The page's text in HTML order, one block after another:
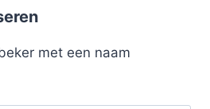
met een naam